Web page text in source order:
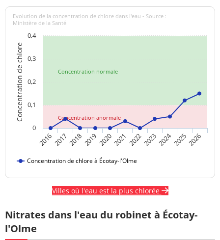
Concentration normale
Concentration anormale
Concentration de chlore
Evolution de la concentration de chlore dans l'eau - Source :
Ministère de la Santé
Concentration de chlore à Écotay-l'Olme
20162017 2018201920202021 20222023202420252026
0
0,1
0,2
0,3
0,4
Villes où l'eau est la plus chlorée
Nitrates dans l'eau du robinet à Écotay-
l'Olme